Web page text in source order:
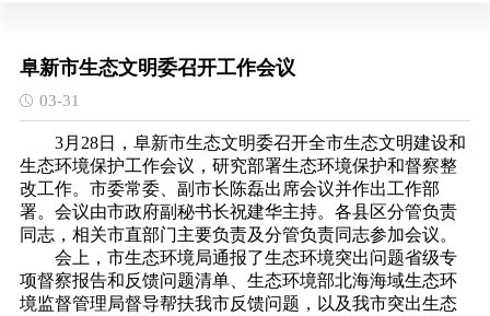
阜新市生态文明委召开工作会议
03-31
3月28日，阜新市生态文明委召开全市生态文明建设和
生态环境保护工作会议，研究部署生态环境保护和督察整
改工作。市委常委、副市长陈磊出席会议并作出工作部
署。会议由市政府副秘书长祝建华主持。各县区分管负责
同志，相关市直部门主要负责及分管负责同志参加会议。
会上，市生态环境局通报了生态环境突出问题省级专
项督察报告和反馈问题清单、生态环境部北海海域生态环
境监督管理局督导帮扶我市反馈问题，以及我市突出生态